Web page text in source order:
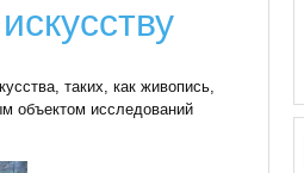
таких, как живопись,
объектом исследований